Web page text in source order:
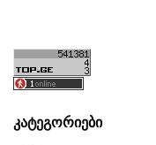
კატეგორიები